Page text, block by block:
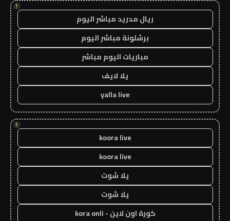
!
ريال مدريد مباشر اليوم
برشلونة مباشر اليوم
مباريات اليوم مباشر
يلا لايف
yalla live
!
koora live
koora live
يلا شوت
يلا شوت
كورة اون لاين - kora onli